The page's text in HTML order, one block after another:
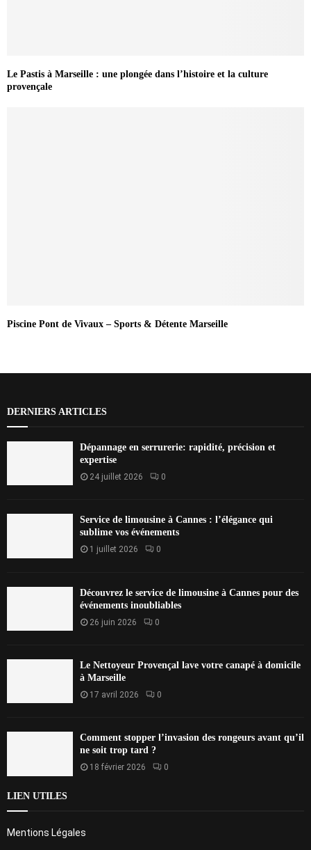
Le Pastis à Marseille : une plongée dans l’histoire et la culture
provençale
Piscine Pont de Vivaux – Sports & Détente Marseille
DERNIERS ARTICLES
Dépannage en serrurerie: rapidité, précision et
expertise
24 juillet 2026 0
Service de limousine à Cannes : l’élégance qui
sublime vos événements
1 juillet 2026 0
Découvrez le service de limousine à Cannes pour des
événements inoubliables
26 juin 2026 0
Le Nettoyeur Provençal lave votre canapé à domicile
à Marseille
17 avril 2026 0
Comment stopper l’invasion des rongeurs avant qu’il
ne soit trop tard ?
18 février 2026 0
LIEN UTILES
Mentions Légales